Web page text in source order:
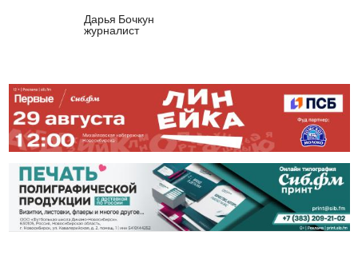
Дарья Бочкун
журналист